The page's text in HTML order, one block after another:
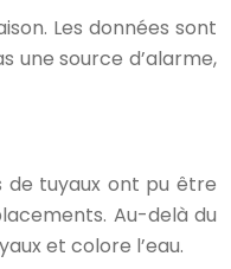
Les données sont
une source d’alarme,
de tuyaux ont pu être
Au-delà du
et colore l’eau.